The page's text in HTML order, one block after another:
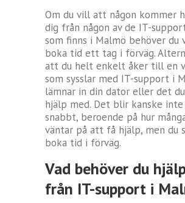
Om du vill att någon kommer
dig från någon av de IT-
som finns i Malmö behöver du
boka tid ett tag i förväg.
att du helt enkelt åker till en
som sysslar med IT-support i
lämnar in din dator eller det
hjälp med. Det blir kanske
snabbt, beroende på hur
väntar på att få hjälp, men du
boka tid i förväg.
Vad behöver du
från IT-support i